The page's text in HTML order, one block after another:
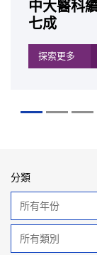
中大醫科
七成
探索更多
候診症時
域唯一香
世界 裝備
工受孕流
法
細胞耐藥
因特定基
「慢性病
探索更多
研最高榮
探索更多
獎
復情況
分類
類